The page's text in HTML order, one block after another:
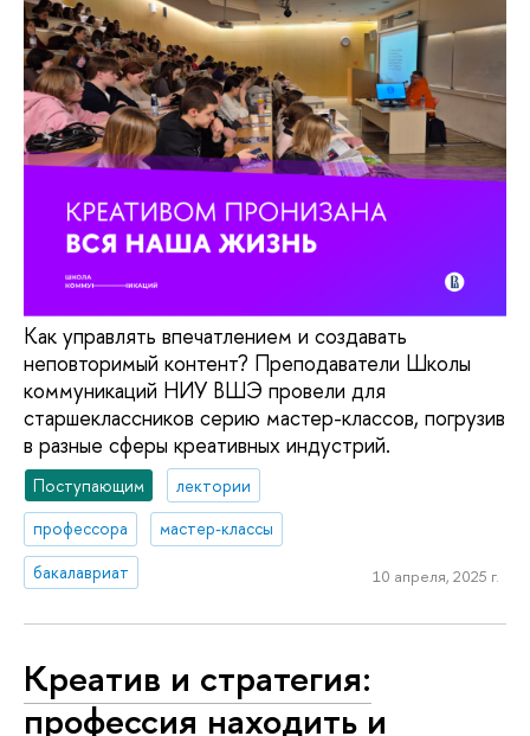
Как управлять впечатлением и создавать
неповторимый контент? Преподаватели Школы
коммуникаций НИУ ВШЭ провели для
старшеклассников серию мастер-классов, погрузив
в разные сферы креативных индустрий.
Поступающим
лектории
профессора
мастер-классы
бакалавриат
10 апреля, 2025 г.
Креатив и стратегия:
профессия находить и